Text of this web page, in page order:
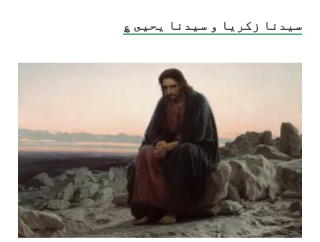
سيدنا زكريا و سيدنا يحيى ؏